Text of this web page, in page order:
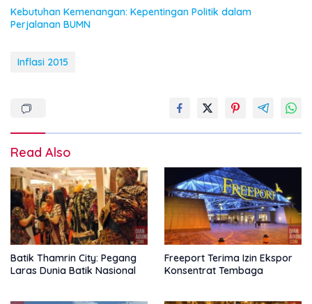
Kebutuhan Kemenangan: Kepentingan Politik dalam
Perjalanan BUMN
Inflasi 2015
Read Also
Batik Thamrin City: Pegang
Laras Dunia Batik Nasional
Freeport Terima Izin Ekspor
Konsentrat Tembaga